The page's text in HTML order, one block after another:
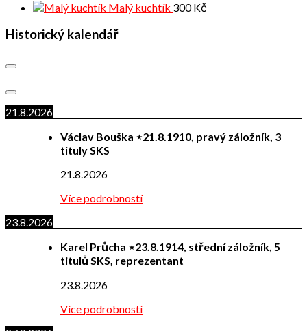
Malý kuchtík 300Kč
Historický kalendář
21.8.2026
Václav Bouška ⋆21.8.1910, pravý záložník, 3
tituly SKS
21.8.2026
Více podrobností
23.8.2026
Karel Průcha ⋆23.8.1914, střední záložník, 5
titulů SKS, reprezentant
23.8.2026
Více podrobností